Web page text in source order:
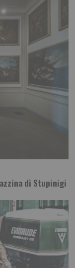
di Stupinigi